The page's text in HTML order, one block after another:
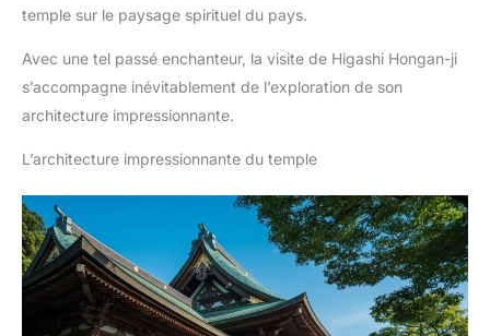
temple sur le paysage spirituel du pays.
Avec une tel passé enchanteur, la visite de Higashi Hongan-ji
s’accompagne inévitablement de l’exploration de son
architecture impressionnante.
L’architecture impressionnante du temple